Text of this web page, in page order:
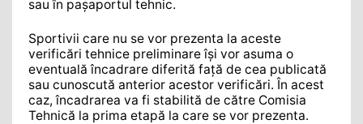
sau în pașaportul tehnic.
Sportivii care nu se vor prezenta la aceste
verificări tehnice preliminare își vor asuma o
eventuală încadrare diferită față de cea publicată
sau cunoscută anterior acestor verificări. În acest
caz, încadrarea va fi stabilită de către Comisia
Tehnică la prima etapă la care se vor prezenta.